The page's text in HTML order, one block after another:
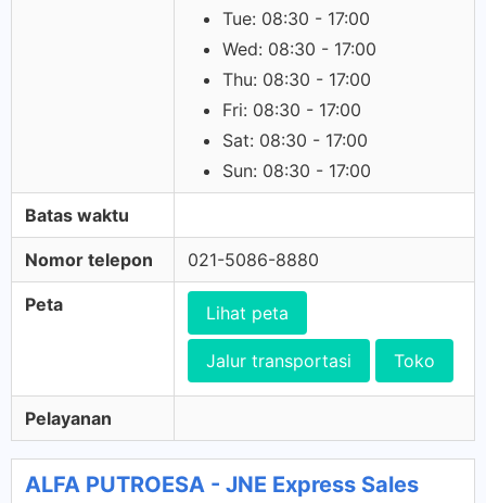
Tue: 08:30 - 17:00
Wed: 08:30 - 17:00
Thu: 08:30 - 17:00
Fri: 08:30 - 17:00
Sat: 08:30 - 17:00
Sun: 08:30 - 17:00
Batas waktu
Nomor telepon 021-5086-8880
Peta Lihat peta
Jalur transportasi Toko
Pelayanan
ALFA PUTROESA - JNE Express Sales